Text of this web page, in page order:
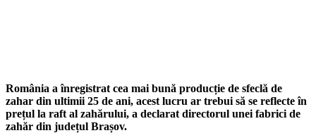
România a înregistrat cea mai bună producție de sfeclă de
zahar din ultimii 25 de ani, acest lucru ar trebui să se reflecte în
prețul la raft al zahărului, a declarat directorul unei fabrici de
zahăr din județul Brașov.